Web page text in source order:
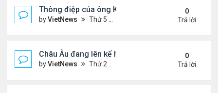
Thông điệp của ông Kim Jong-un khi đưa con gái
byVietNews Thứ 5 Tháng 9 04, 2025 4:12 pm
0
Trả lời
Châu Âu đang lên kế hoạch chi tiết về ý tưởng
byVietNews Thứ 2 Tháng 9 01, 2025 3:55 pm
0
Trả lời